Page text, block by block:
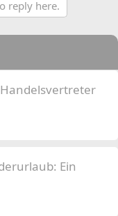
reply here.
Ein